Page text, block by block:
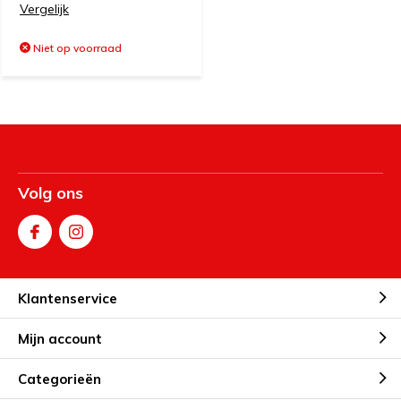
Vergelijk
Niet op voorraad
Volg ons
Klantenservice
Mijn account
Categorieën